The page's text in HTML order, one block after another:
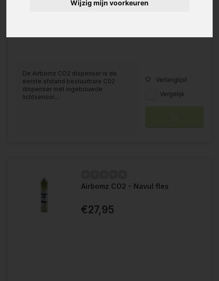
Wijzig mijn voorkeuren
De Airbomz CO2 dispenser is de
eerste afstand bestuurbare C02
dispenser met ingebouwde
lichtsensor....
Verlanglijst
Vergelijk
Airbomz CO2 - Navul fles
€27,95